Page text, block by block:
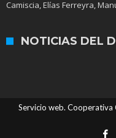
Camiscia, Elías Ferreyra,
NOTICIAS DEL
Servicio web. Cooperativa